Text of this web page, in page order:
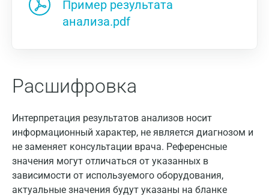
Пример результата
анализа.pdf
Расшифровка
Интерпретация результатов анализов носит
информационный характер, не является диагнозом и
не заменяет консультации врача. Референсные
значения могут отличаться от указанных в
зависимости от используемого оборудования,
актуальные значения будут указаны на бланке
Москва
Санкт-Петербург